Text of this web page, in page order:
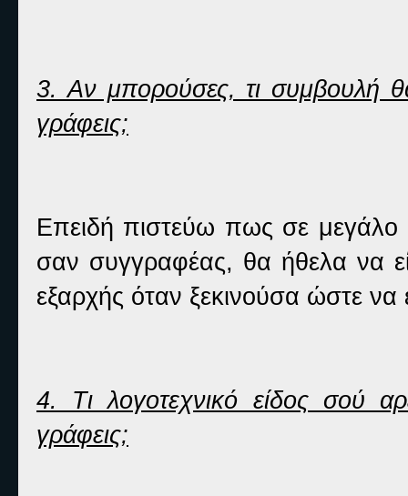
3. Αν μπορούσες, τι συμβουλή
γράφεις;
Επειδή πιστεύω πως σε μεγάλο
σαν συγγραφέας, θα ήθελα να
εξαρχής όταν ξεκινούσα ώστε
4. Τι λογοτεχνικό είδος σού
γράφεις;